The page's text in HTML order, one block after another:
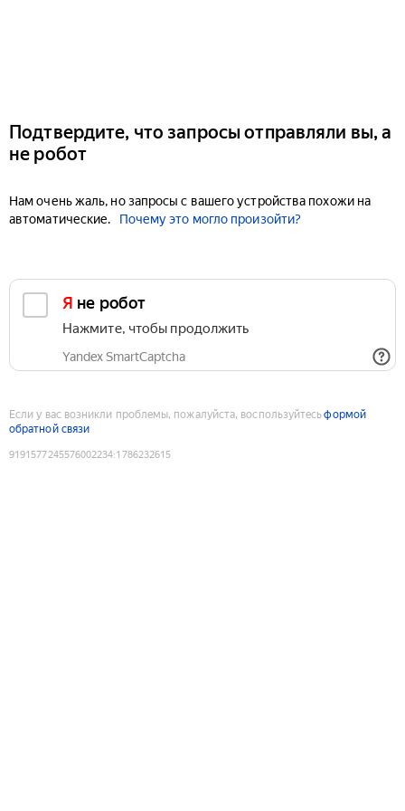
Подтвердите, что запросы отправляли вы, а
не робот
Нам очень жаль, но запросы с вашего устройства похожи на
автоматические.
Почему это могло произойти?
Я не робот
Нажмите, чтобы продолжить
Yandex SmartCaptcha
Если у вас возникли проблемы, пожалуйста, воспользуйтесьформой
обратной связи
9191577245576002234:1786232615